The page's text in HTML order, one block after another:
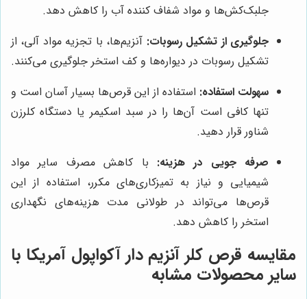
جلبک‌کش‌ها و مواد شفاف کننده آب را کاهش دهد.
جلوگیری از تشکیل رسوبات: آنزیم‌ها، با تجزیه مواد آلی، از
تشکیل رسوبات در دیواره‌ها و کف استخر جلوگیری می‌کنند.
سهولت استفاده: استفاده از این قرص‌ها بسیار آسان است و
تنها کافی است آن‌ها را در سبد اسکیمر یا دستگاه کلرزن
شناور قرار دهید.
صرفه جویی در هزینه: با کاهش مصرف سایر مواد
شیمیایی و نیاز به تمیزکاری‌های مکرر، استفاده از این
قرص‌ها می‌تواند در طولانی مدت هزینه‌های نگهداری
استخر را کاهش دهد.
مقایسه قرص کلر آنزیم دار آکواپول آمریکا با
سایر محصولات مشابه